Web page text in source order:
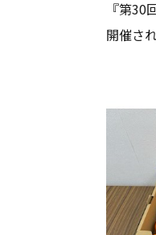
『第
開催さ